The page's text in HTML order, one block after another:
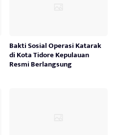
Bakti Sosial Operasi Katarak
di Kota Tidore Kepulauan
Resmi Berlangsung